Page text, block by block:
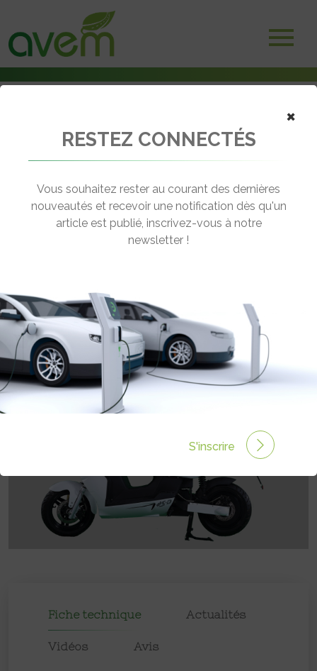
Deux-trois roues électriques
E-MAX 5O – V120LD
[wppr_avg_rating id="41187"]
Prix :4540€
Fiche technique Actualités
Vidéos Avis
×
RESTEZ CONNECTÉS
Vous souhaitez rester au courant des dernières
nouveautés et recevoir une notification dès qu'un
article est publié, inscrivez-vous à notre
newsletter !
S'inscrire